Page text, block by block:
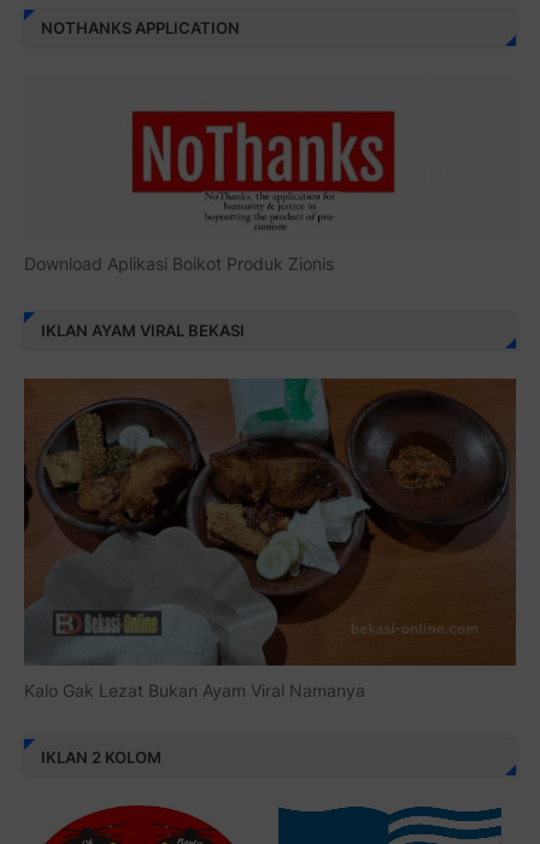
NOTHANKS APPLICATION
Download Aplikasi Boikot Produk Zionis
IKLAN AYAM VIRAL BEKASI
Kalo Gak Lezat Bukan Ayam Viral Namanya
IKLAN 2 KOLOM